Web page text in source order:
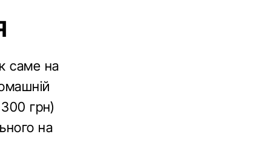
саме на
грн)
на